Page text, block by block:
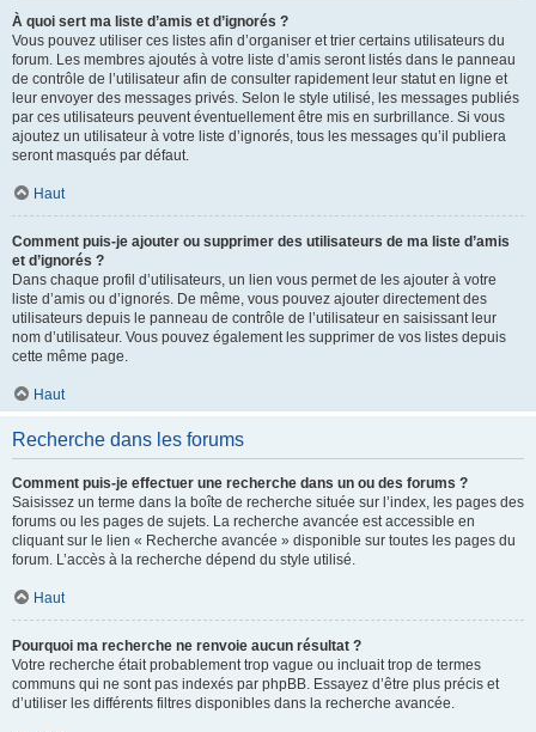
À quoi sert ma liste d’amis et d’ignorés ?
Vous pouvez utiliser ces listes afin d’organiser et trier certains utilisateurs du
forum. Les membres ajoutés à votre liste d’amis seront listés dans le panneau
de contrôle de l’utilisateur afin de consulter rapidement leur statut en ligne et
leur envoyer des messages privés. Selon le style utilisé, les messages publiés
par ces utilisateurs peuvent éventuellement être mis en surbrillance. Si vous
ajoutez un utilisateur à votre liste d’ignorés, tous les messages qu’il publiera
seront masqués par défaut.
Haut
Comment puis-je ajouter ou supprimer des utilisateurs de ma liste d’amis
et d’ignorés ?
Dans chaque profil d’utilisateurs, un lien vous permet de les ajouter à votre
liste d’amis ou d’ignorés. De même, vous pouvez ajouter directement des
utilisateurs depuis le panneau de contrôle de l’utilisateur en saisissant leur
nom d’utilisateur. Vous pouvez également les supprimer de vos listes depuis
cette même page.
Haut
Recherche dans les forums
Comment puis-je effectuer une recherche dans un ou des forums ?
Saisissez un terme dans la boîte de recherche située sur l’index, les pages des
forums ou les pages de sujets. La recherche avancée est accessible en
cliquant sur le lien « Recherche avancée » disponible sur toutes les pages du
forum. L’accès à la recherche dépend du style utilisé.
Haut
Pourquoi ma recherche ne renvoie aucun résultat ?
Votre recherche était probablement trop vague ou incluait trop de termes
communs qui ne sont pas indexés par phpBB. Essayez d’être plus précis et
d’utiliser les différents filtres disponibles dans la recherche avancée.